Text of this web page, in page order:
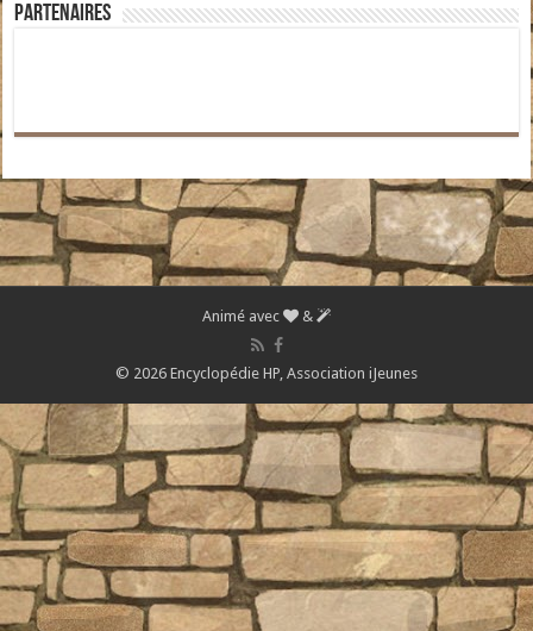
Partenaires
Animé avec &
© 2026 Encyclopédie HP, Association iJeunes